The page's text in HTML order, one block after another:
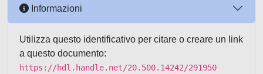
Informazioni
Utilizza questo identificativo per citare o creare un link
a questo documento:
https://hdl.handle.net/20.500.14242/291950